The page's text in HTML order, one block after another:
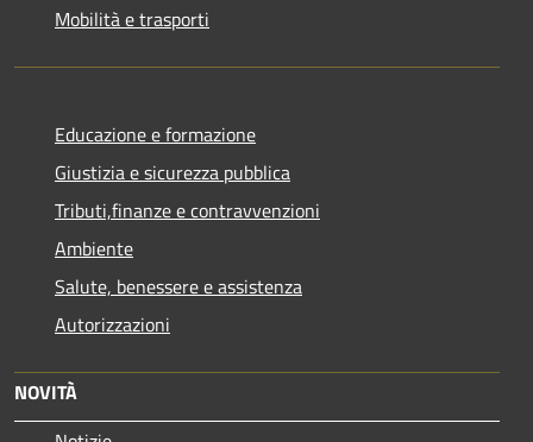
Mobilità e trasporti
Educazione e formazione
Giustizia e sicurezza pubblica
Tributi,finanze e contravvenzioni
Ambiente
Salute, benessere e assistenza
Autorizzazioni
NOVITÀ